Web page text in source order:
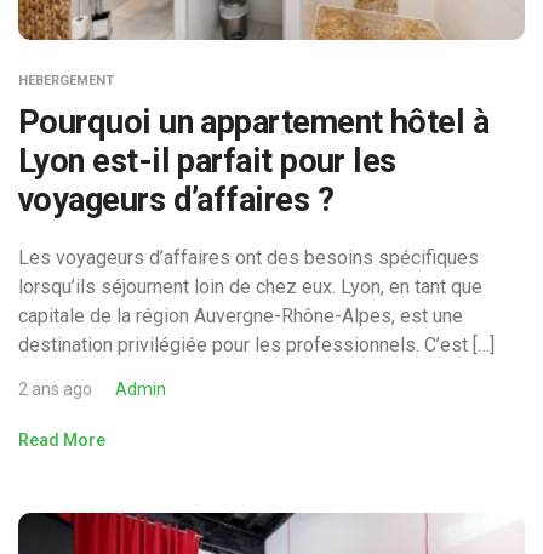
HEBERGEMENT
Pourquoi un appartement hôtel à
Lyon est-il parfait pour les
voyageurs d’affaires ?
Les voyageurs d’affaires ont des besoins spécifiques
lorsqu’ils séjournent loin de chez eux. Lyon, en tant que
capitale de la région Auvergne-Rhône-Alpes, est une
destination privilégiée pour les professionnels. C’est […]
2 ans ago Admin
Read More